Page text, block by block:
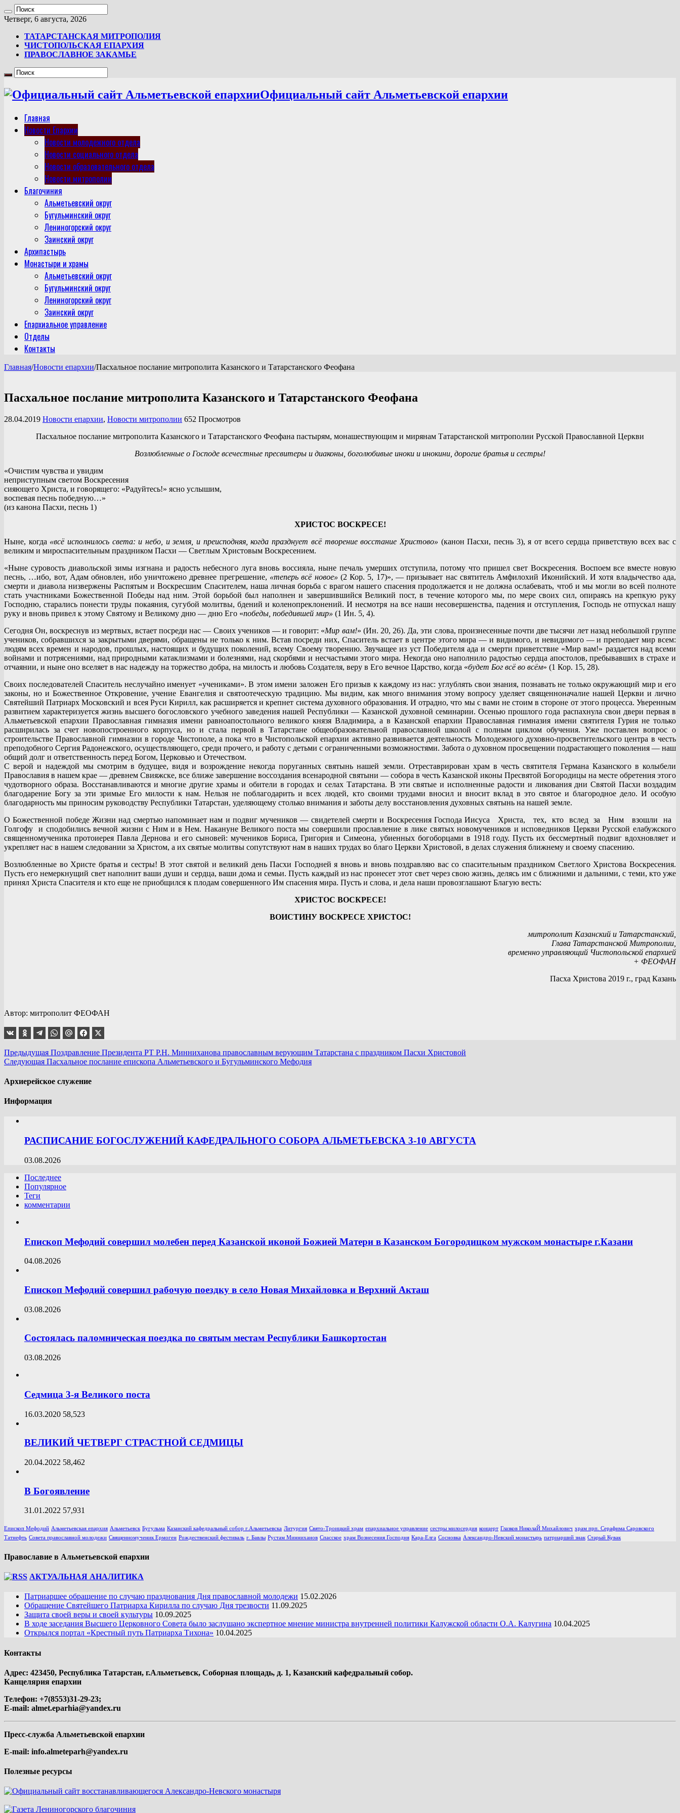
Четверг, 6 августа, 2026
ТАТАРСТАНСКАЯ МИТРОПОЛИЯ
ЧИСТОПОЛЬСКАЯ ЕПАРХИЯ
ПРАВОСЛАВНОЕ ЗАКАМЬЕ
Официальный сайт Альметьевской епархии
Главная
Новости Епархии
Новости молодежного отдела
Новости социального отдела
Новости образовательного отдела
Новости митрополии
Благочиния
Альметьевский округ
Бугульминский округ
Лениногорский округ
Заинский округ
Архипастырь
Монастыри и храмы
Альметьевский округ
Бугульминский округ
Лениногорский округ
Заинский округ
Епархиальное управление
Отделы
Контакты
Главная/Новости епархии/Пасхальное послание митрополита Казанского и Татарстанского Феофана
Пасхальное послание митрополита Казанского и Татарстанского Феофана
28.04.2019 Новости епархии, Новости митрополии 652 Просмотров
Пасхальное послание митрополита Казанского и Татарстанского Феофана пастырям, монашествующим и мирянам Татарстанской митрополии Русской Православной Церкви
Возлюбленные о Господе всечестные пресвитеры и диаконы, боголюбивые иноки и инокини, дорогие братья и сестры!
«Очистим чувства и увидим
неприступным светом Воскресения
сияющего Христа, и говорящего: «Радуйтесь!» ясно услышим,
воспевая песнь победную…»
(из канона Пасхи, песнь 1)
ХРИСТОС ВОСКРЕСЕ!
Ныне, когда «всё исполнилось света: и небо, и земля, и преисподняя, когда празднует всё творение восстание Христово» (канон Пасхи, песнь 3), я от всего сердца приветствую всех вас с
великим и мироспасительным праздником Пасхи — Светлым Христовым Воскресением.
«Ныне суровость диавольской зимы изгнана и радость небесного луга вновь воссияла, ныне печаль умерших отступила, потому что пришел свет Воскресения. Воспоем все вместе новую
песнь, …ибо, вот, Адам обновлен, ибо уничтожено древнее прегрешение, «теперь всё новое» (2 Кор. 5, 17)», — призывает нас святитель Амфилохий Иконийский. И хотя владычество ада,
смерти и диавола низвержены Распятым и Воскресшим Спасителем, наша личная борьба с врагом нашего спасения продолжается и не должна ослабевать, чтоб и мы могли во всей полноте
стать участниками Божественной Победы над ним. Этой борьбой был наполнен и завершившийся Великий пост, в течение которого мы, по мере своих сил, опираясь на крепкую руку
Господню, старались понести труды покаяния, сугубой молитвы, бдений и коленопреклонений. И несмотря на все наши несовершенства, падения и отступления, Господь не отпускал нашу
руку и вновь привел к этому Святому и Великому дню — дню Его «победы, победившей мир» (1 Ин. 5, 4).
Сегодня Он, воскреснув из мертвых, встает посреди нас — Своих учеников — и говорит: «Мир вам!» (Ин. 20, 26). Да, эти слова, произнесенные почти две тысячи лет назад небольшой группе
учеников, собравшихся за закрытыми дверями, обращены не только к ним. Встав посреди них, Спаситель встает в центре этого мира — и видимого, и невидимого — и преподает мир всем:
людям всех времен и народов, прошлых, настоящих и будущих поколений, всему Своему творению. Звучащее из уст Победителя ада и смерти приветствие «Мир вам!» раздается над всеми
войнами и потрясениями, над природными катаклизмами и болезнями, над скорбями и несчастьями этого мира. Некогда оно наполнило радостью сердца апостолов, пребывавших в страхе и
отчаянии, и ныне оно вселяет в нас надежду на торжество добра, на милость и любовь Создателя, веру в Его вечное Царство, когда «будет Бог всё во всём» (1 Кор. 15, 28).
Своих последователей Спаситель неслучайно именует «учениками». В этом имени заложен Его призыв к каждому из нас: углублять свои знания, познавать не только окружающий мир и его
законы, но и Божественное Откровение, учение Евангелия и святоотеческую традицию. Мы видим, как много внимания этому вопросу уделяет священноначалие нашей Церкви и лично
Святейший Патриарх Московский и всея Руси Кирилл, как расширяется и крепнет система духовного образования. И отрадно, что мы с вами не стоим в стороне от этого процесса. Уверенным
развитием характеризуется жизнь высшего богословского учебного заведения нашей Республики — Казанской духовной семинарии. Осенью прошлого года распахнула свои двери первая в
Альметьевской епархии Православная гимназия имени равноапостольного великого князя Владимира, а в Казанской епархии Православная гимназия имени святителя Гурия не только
расширилась за счет новопостроенного корпуса, но и стала первой в Татарстане общеобразовательной православной школой с полным циклом обучения. Уже поставлен вопрос о
строительстве Православной гимназии в городе Чистополе, а пока что в Чистопольской епархии активно развивается деятельность Молодежного духовно-просветительского центра в честь
преподобного Сергия Радонежского, осуществляющего, среди прочего, и работу с детьми с ограниченными возможностями. Забота о духовном просвещении подрастающего поколения — наш
общий долг и ответственность перед Богом, Церковью и Отечеством.
С верой и надеждой мы смотрим в будущее, видя и возрождение некогда поруганных святынь нашей земли. Отреставрирован храм в честь святителя Германа Казанского в колыбели
Православия в нашем крае — древнем Свияжске, все ближе завершение воссоздания всенародной святыни — собора в честь Казанской иконы Пресвятой Богородицы на месте обретения этого
чудотворного образа. Восстанавливаются и многие другие храмы и обители в городах и селах Татарстана. В эти святые и исполненные радости и ликования дни Святой Пасхи воздадим
благодарение Богу за эти зримые Его милости к нам. Нельзя не поблагодарить и всех людей, кто своими трудами вносил и вносит вклад в это святое и благородное дело. И особую
благодарность мы приносим руководству Республики Татарстан, уделяющему столько внимания и заботы делу восстановления духовных святынь на нашей земле.
О Божественной победе Жизни над смертью напоминает нам и подвиг мучеников — свидетелей смерти и Воскресения Господа Иисуса Христа, тех, кто вслед за Ним взошли на
Голгофу и сподобились вечной жизни с Ним и в Нем. Накануне Великого поста мы совершили прославление в лике святых новомучеников и исповедников Церкви Русской елабужского
священномученика протоиерея Павла Дернова и его сыновей: мучеников Бориса, Григория и Симеона, убиенных богоборцами в 1918 году. Пусть их бессмертный подвиг вдохновляет и
укрепляет нас в нашем следовании за Христом, а их святые молитвы сопутствуют нам в наших трудах во благо Церкви Христовой, в делах служения ближнему и своему спасению.
Возлюбленные во Христе братья и сестры! В этот святой и великий день Пасхи Господней я вновь и вновь поздравляю вас со спасительным праздником Светлого Христова Воскресения.
Пусть его немеркнущий свет наполнит ваши души и сердца, ваши дома и семьи. Пусть каждый из нас пронесет этот свет через свою жизнь, делясь им с ближними и дальними, с теми, кто уже
принял Христа Спасителя и кто еще не приобщился к плодам совершенного Им спасения мира. Пусть и слова, и дела наши провозглашают Благую весть:
ХРИСТОС ВОСКРЕСЕ!
ВОИСТИНУ ВОСКРЕСЕ ХРИСТОС!
митрополит Казанский и Татарстанский,
Глава Татарстанской Митрополии,
временно управляющий Чистопольской епархией
+ ФЕОФАН
Пасха Христова 2019 г., град Казань
Автор: митрополит ФЕОФАН
Предыдущая Поздравление Президента РТ Р.Н. Минниханова православным верующим Татарстана с праздником Пасхи Христовой
Следующая Пасхальное послание епископа Альметьевского и Бугульминского Мефодия
Архиерейское служение
Информация
РАСПИСАНИЕ БОГОСЛУЖЕНИЙ КАФЕДРАЛЬНОГО СОБОРА АЛЬМЕТЬЕВСКА 3-10 АВГУСТА
03.08.2026
Последнее
Популярное
Теги
комментарии
Епископ Мефодий совершил молебен перед Казанской иконой Божией Матери в Казанском Богородицком мужском монастыре г.Казани
04.08.2026
Епископ Мефодий совершил рабочую поездку в село Новая Михайловка и Верхний Акташ
03.08.2026
Состоялась паломническая поездка по святым местам Республики Башкортостан
03.08.2026
Седмица 3-я Великого поста
16.03.2020 58,523
ВЕЛИКИЙ ЧЕТВЕРГ СТРАСТНОЙ СЕДМИЦЫ
20.04.2022 58,462
В Богоявление
31.01.2022 57,931
Епископ Мефодий Альметьевская епархия Альметьевск Бугульма Казанский кафедральный собор г.Альметьевска Литургия Свято-Троицкий храм епархиальное управление сестры милосердия концерт Глазков НиколаЙ Михайлович храм прп. Серафима Саровского
Татнефть Совета православной молодежи Священномученик Ермоген Рождественский фестиваль г. Бавлы Рустам Минниханов Спасское храм Вознесения Господня Кара-Елга Сосновка Александро-Невский монастырь патриарший знак Старый Кувак
Православие в Альметьевской епархии
АКТУАЛЬНАЯ АНАЛИТИКА
Патриаршее обращение по случаю празднования Дня православной молодежи 15.02.2026
Обращение Святейшего Патриарха Кирилла по случаю Дня трезвости 11.09.2025
Защита своей веры и своей культуры 10.09.2025
В ходе заседания Высшего Церковного Совета было заслушано экспертное мнение министра внутренней политики Калужской области О.А. Калугина 10.04.2025
Открылся портал «Крестный путь Патриарха Тихона» 10.04.2025
Контакты
Адрес: 423450, Республика Татарстан, г.Альметьевск, Соборная площадь, д. 1, Казанский кафедральный собор.
Канцелярия епархии
Телефон: +7(8553)31-29-23;
E-mail: almet.eparhia@yandex.ru
Пресс-служба Альметьевской епархии
E-mail: info.almeteparh@yandex.ru
Полезные ресурсы